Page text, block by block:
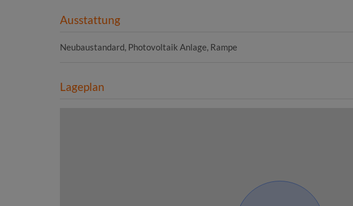
Ausstattung
Neubaustandard Photovoltaik Anlage Rampe
Lageplan